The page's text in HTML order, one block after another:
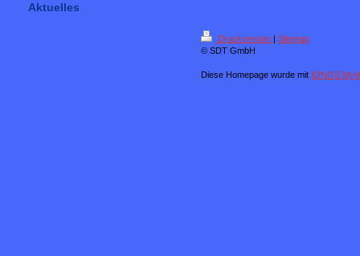
Aktuelles
Druckversion | Sitemap
© SDT GmbH
Diese Homepage wurde mit IONOS